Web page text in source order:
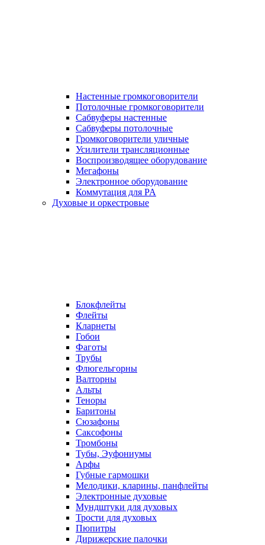
Настенные громкоговорители
Потолочные громкоговорители
Сабвуферы настенные
Сабвуферы потолочные
Громкоговорители уличные
Усилители трансляционные
Воспроизводящее оборудование
Мегафоны
Электронное оборудование
Коммутация для PA
Духовые и оркестровые
Блокфлейты
Флейты
Кларнеты
Гобои
Фаготы
Трубы
Флюгельгорны
Валторны
Альты
Теноры
Баритоны
Сюзафоны
Саксофоны
Тромбоны
Тубы, Эуфониумы
Арфы
Губные гармошки
Мелодики, кларины, панфлейты
Электронные духовые
Мундштуки для духовых
Трости для духовых
Пюпитры
Дирижерские палочки